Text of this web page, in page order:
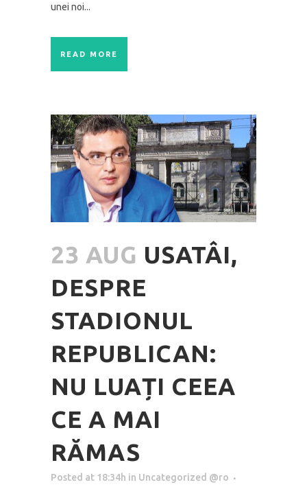
unei noi...
READ MORE
23 AUG USATÂI,
DESPRE
STADIONUL
REPUBLICAN:
NU LUAȚI CEEA
CE A MAI
RĂMAS
Posted at 18:34h in Uncategorized @ro